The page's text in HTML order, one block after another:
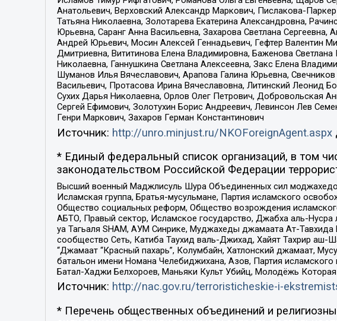
Анатольевич, Верховский Александр Маркович, Пислакова-
Татьяна Николаевна, Золотарева Екатерина Александровна,
Юрьевна, Саранг Анна Васильевна, Захарова Светлана
Андрей Юрьевич, Мосин Алексей Геннадьевич, Гефтер Валентин
Дмитриевна, Вититинова Елена Владимировна, Баженова
Николаевна, Ганнушкина Светлана Алексеевна, Закс Елена
Шуманов Илья Вячеславович, Арапова Галина Юрьевна,
Васильевич, Протасова Ирина Вячеславовна, Литинский Леонид
Сухих Дарья Николаевна, Орлов Олег Петрович, Добровольская
Сергей Ефимович, Золотухин Борис Андреевич, Левинсон Лев
Генри Маркович, Захаров Герман Константинович
Источник: http://unro.minjust.ru/NKOForeignAgent.aspx
* Единый федеральный список организаций, в том
законодательством Российской Федерации
Высший военный Маджлисуль Шура Объединенных сил
Исламская группа, Братья-мусульмане, Партия исламского
Общество социальных реформ, Общество возрождения
АБТО, Правый сектор, Исламское государство, Джабха аль-
уа Тагьаля SHAM, АУМ Синрике, Муджахеды джамаата Ат-
сообщество Сеть, Катиба Таухид валь-Джихад, Хайят Тахрир аш-
“Джамаат “Красный пахарь”, Колумбайн, Хатлонский джамаат,
батальон имени Номана Челебиджихана, Азов, Партия
Батал-Хаджи Белхороев, Маньяки Культ Убийц, Молодёжь
Источник: http://nac.gov.ru/terroristicheskie-i-
* Перечень общественных объединений и